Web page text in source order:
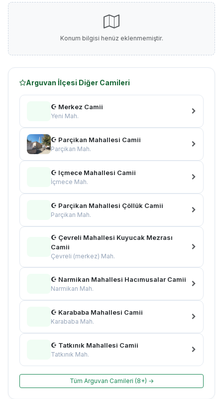
Konum bilgisi henüz eklenmemiştir.
Arguvan İlçesi Diğer Camileri
☪ Merkez Camii
Yeni Mah.
☪ Parçikan Mahallesi Camii
Parçikan Mah.
☪ Içmece Mahallesi Camii
İçmece Mah.
☪ Parçikan Mahallesi Çöllük Camii
Parçikan Mah.
☪ Çevreli Mahallesi Kuyucak Mezrası
Camii
Çevreli (merkez) Mah.
☪ Narmikan Mahallesi Hacımusalar Camii
Narmikan Mah.
☪ Karababa Mahallesi Camii
Karababa Mah.
☪ Tatkınık Mahallesi Camii
Tatkınık Mah.
Tüm Arguvan Camileri (8+) →